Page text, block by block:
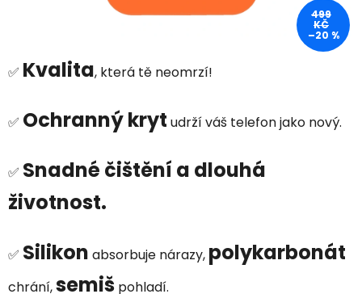
✅ Kvalita, která tě neomrzí!
✅ Ochranný kryt udrží váš telefon jako nový.
✅ Snadné čištění a dlouhá
životnost.
✅ Silikon absorbuje nárazy, polykarbonát
chrání,semiš pohladí.
499
KČ
–20 %